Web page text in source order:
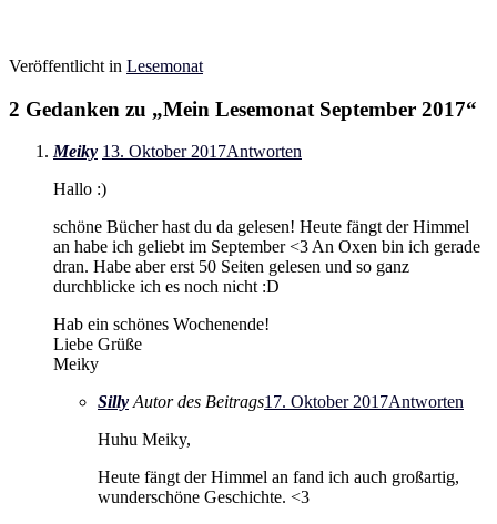
Veröffentlicht in Lesemonat
2 Gedanken zu „Mein Lesemonat September 2017“
Meiky 13. Oktober 2017Antworten
Hallo :)
schöne Bücher hast du da gelesen! Heute fängt der Himmel
an habe ich geliebt im September <3 An Oxen bin ich gerade
dran. Habe aber erst 50 Seiten gelesen und so ganz
durchblicke ich es noch nicht :D
Hab ein schönes Wochenende!
Liebe Grüße
Meiky
Silly Autor des Beitrags17. Oktober 2017Antworten
Huhu Meiky,
Heute fängt der Himmel an fand ich auch großartig,
wunderschöne Geschichte. <3